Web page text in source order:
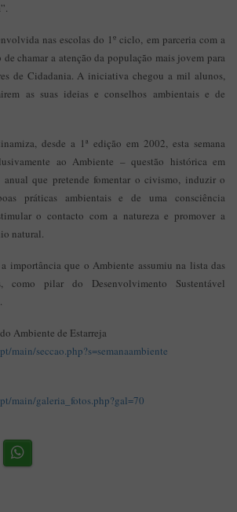
nas escolas do 1º ciclo, em parceria com a
chamar a atenção da população mais jovem para
de Cidadania. A iniciativa chegou a mil alunos,
as suas ideias e conselhos ambientais e de
desde a 1ª edição em 2002, esta semana
ao Ambiente – questão histórica em
anual que pretende fomentar o civismo, induzir o
práticas ambientais e de uma consciência
o contacto com a natureza e promover a
natural.
importância que o Ambiente assumiu na lista das
como pilar do Desenvolvimento Sustentável
Ambiente de Estarreja
main/seccao.php?s=semanaambiente
main/galeria_fotos.php?gal=70